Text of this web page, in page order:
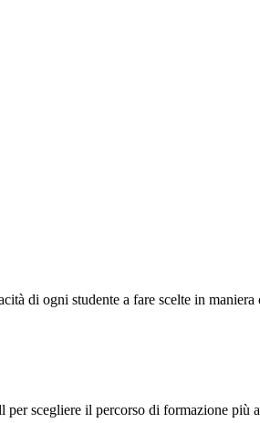
di ogni studente a fare scelte in maniera
per scegliere il percorso di formazione più